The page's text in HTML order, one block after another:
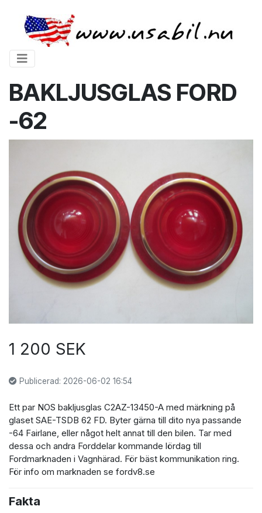
BAKLJUSGLAS FORD
-62
1 200 SEK
Publicerad: 2026-06-02 16:54
Ett par NOS bakljusglas C2AZ-13450-A med märkning på
glaset SAE-TSDB 62 FD. Byter gärna till dito nya passande
-64 Fairlane, eller något helt annat till den bilen. Tar med
dessa och andra Forddelar kommande lördag till
Fordmarknaden i Vagnhärad. För bäst kommunikation ring.
För info om marknaden se fordv8.se
Fakta